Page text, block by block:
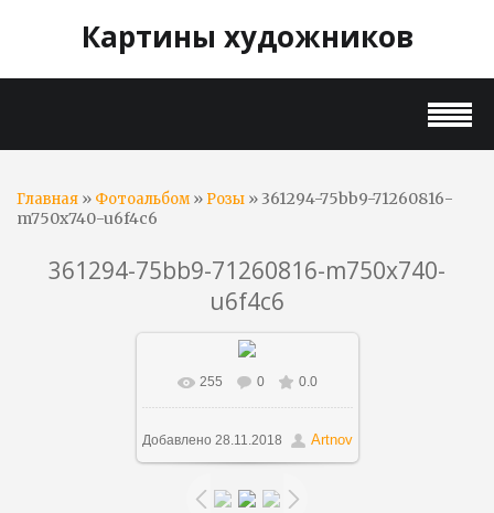
Картины художников
Главная » Фотоальбом» Розы » 361294-75bb9-71260816-
m750x740-u6f4c6
361294-75bb9-71260816-m750x740-
u6f4c6
В реальном размере
719x740/ 188.9Kb
255 0 0.0
Добавлено 28.11.2018 Artnov